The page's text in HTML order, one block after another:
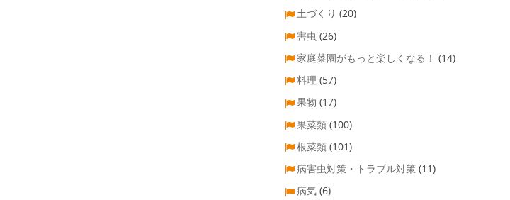
土づくり (20)
害虫 (26)
家庭菜園がもっと楽しくなる！ (14)
料理 (57)
果物 (17)
果菜類 (100)
根菜類 (101)
病害虫対策・トラブル対策 (11)
病気 (6)